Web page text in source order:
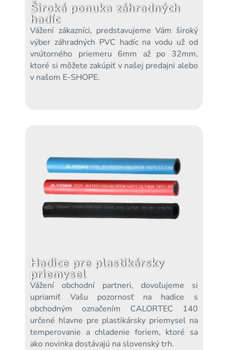
Široká ponuka záhradných
hadíc
Vážení zákazníci, predstavujeme Vám široký
výber záhradných PVC hadíc na vodu už od
vnútorného priemeru 6mm až po 32mm,
ktoré si môžete zakúpiť v našej predajni alebo
v našom E-SHOPE.
Hadice pre plastikársky
priemysel
Vážení obchodní partneri, dovoľujeme si
upriamiť Vašu pozornosť na hadice s
obchodným označením CALORTEC 140
určené hlavne pre plastikársky priemysel na
temperovanie a chladenie foriem, ktoré sa
ako novinka dostávajú na slovenský trh.